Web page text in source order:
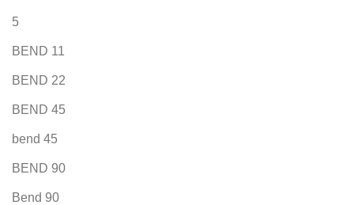
5
BEND 11
BEND 22
BEND 45
bend 45
BEND 90
Bend 90